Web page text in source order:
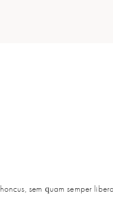
sem quam semper